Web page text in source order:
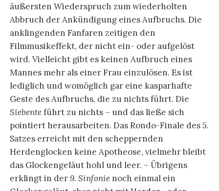
äußersten Wiederspruch zum wiederholten
Abbruch der Ankündigung eines Aufbruchs. Die
anklingenden Fanfaren zeitigen den
Filmmusikeffekt, der nicht ein- oder aufgelöst
wird. Vielleicht gibt es keinen Aufbruch eines
Mannes mehr als einer Frau einzulösen. Es ist
lediglich und womöglich gar eine kasparhafte
Geste des Aufbruchs, die zu nichts führt. Die
Siebenteführt zu nichts – und das ließe sich
pointiert herausarbeiten. Das Rondo-Finale des 5.
Satzes erreicht mit den scheppernden
Herdenglocken keine Apotheose, vielmehr bleibt
das Glockengeläut hohl und leer. – Übrigens
erklingt in der 9. Sinfonie noch einmal ein